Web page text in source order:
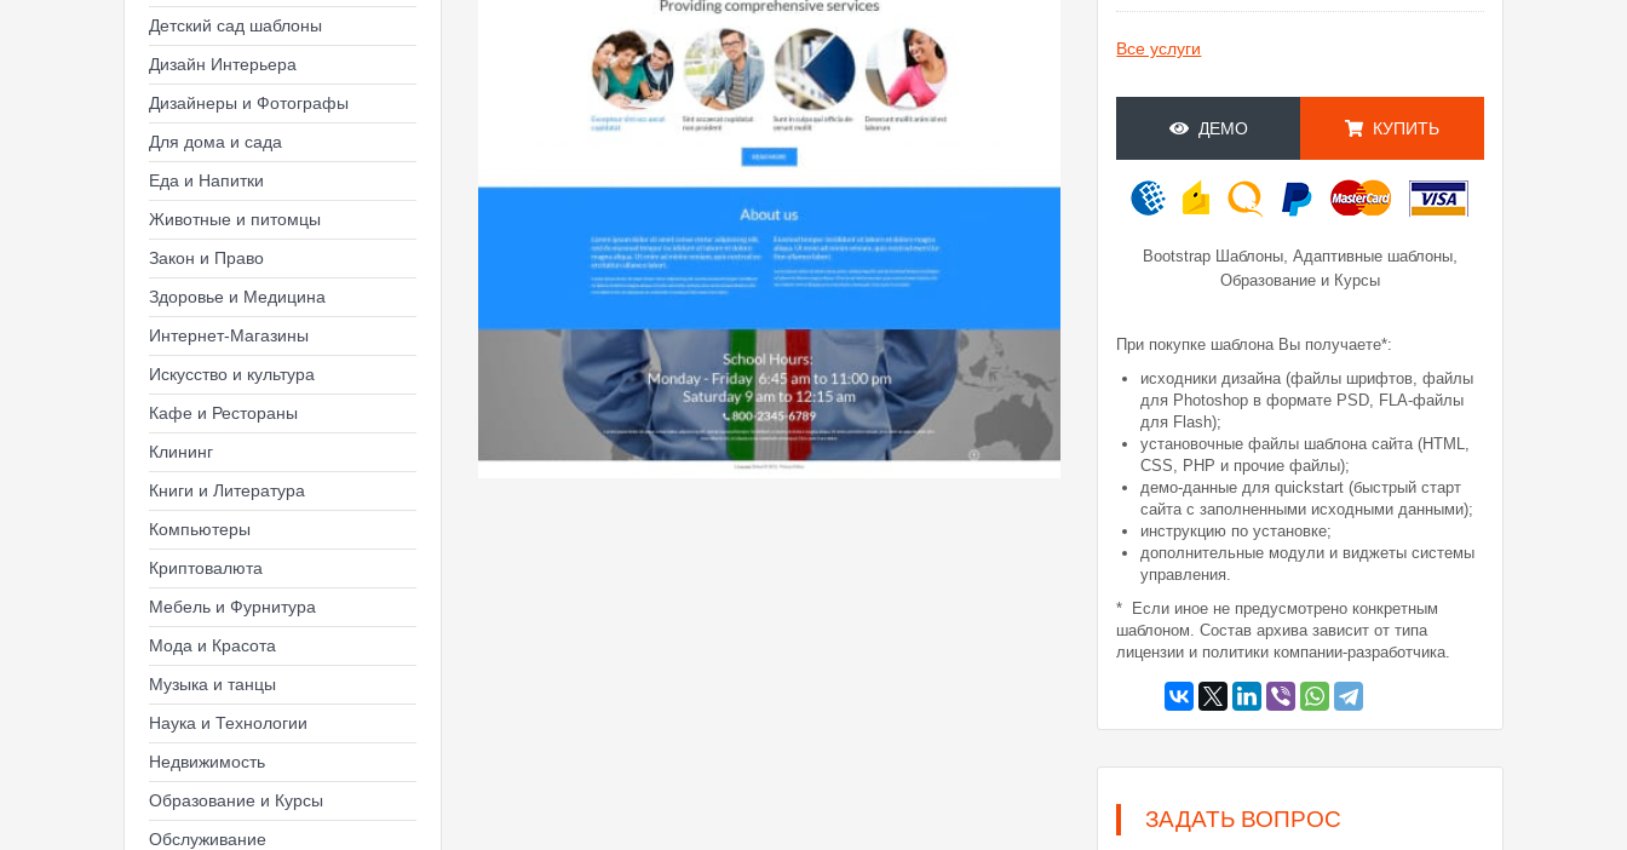
Детский сад шаблоны
Дизайн Интерьера
Дизайнеры и Фотографы
Для дома и сада
Еда и Напитки
Животные и питомцы
Закон и Право
Здоровье и Медицина
Интернет-Магазины
Искусство и культура
Кафе и Рестораны
Клининг
Книги и Литература
Компьютеры
Криптовалюта
Мебель и Фурнитура
Мода и Красота
Музыка и танцы
Наука и Технологии
Недвижимость
Образование и Курсы
Обслуживание
Все услуги
ДЕМО КУПИТЬ
Bootstrap Шаблоны ,Адаптивные шаблоны
Образование и Курсы
При покупке шаблона Вы получаете*:
исходники дизайна (файлы шрифтов, файлы
для Photoshop в формате PSD, FLA-файлы
для Flash);
установочные файлы шаблона сайта (HTML,
CSS, PHP и прочие файлы);
демо-данные для quickstart (быстрый старт
сайта с заполненными исходными данными);
инструкцию по установке;
дополнительные модули и виджеты системы
управления.
* Если иное не предусмотрено конкретным
шаблоном. Состав архива зависит от типа
лицензии и политики компании-разработчика.
ЗАДАТЬ ВОПРОС